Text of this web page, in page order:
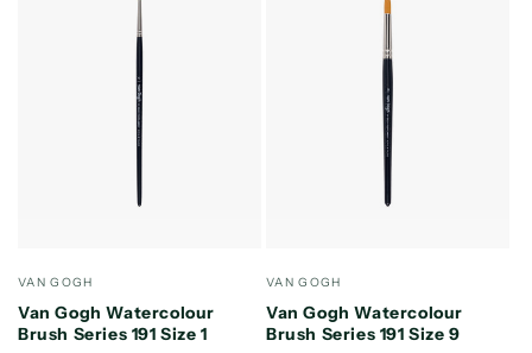
Forhandler:
VAN GOGH
Van Gogh Watercolour
Brush Series 191 Size 1
Forhandler:
VAN GOGH
Van Gogh Watercolour
Brush Series 191 Size 9